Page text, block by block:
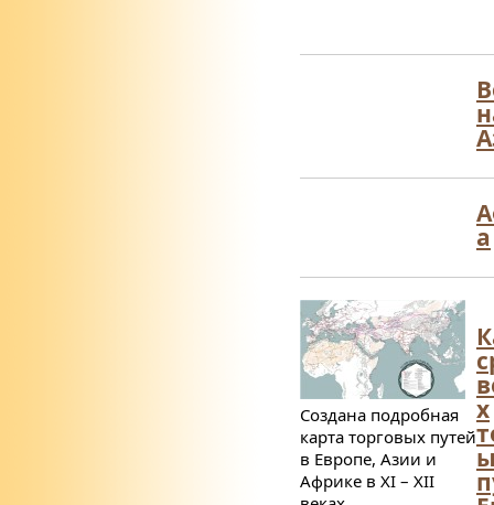
а
х
Cоздана подробная
карта торговых путей
в Европе, Азии и
Африке в XI – XII